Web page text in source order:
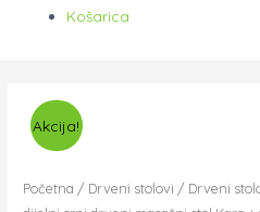
Košarica
Akcija!
Početna / Drveni stolovi / Drveni